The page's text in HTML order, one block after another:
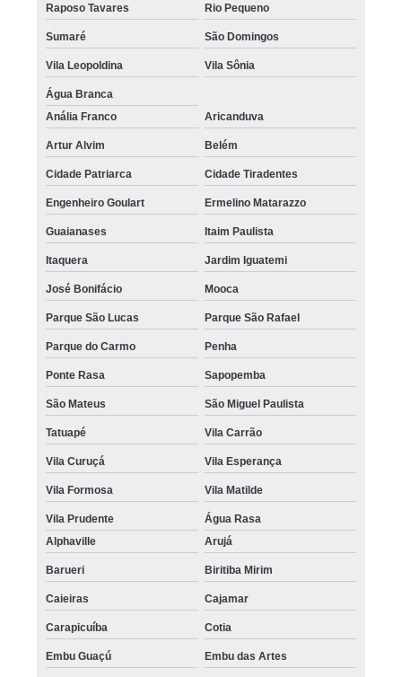
Raposo Tavares Rio Pequeno
Sumaré São Domingos
Vila Leopoldina Vila Sônia
Água Branca
Anália Franco
Aricanduva
Artur Alvim Belém
Cidade Patriarca Cidade Tiradentes
Engenheiro Goulart Ermelino Matarazzo
Guaianases Itaim Paulista
Itaquera Jardim Iguatemi
José Bonifácio Mooca
Parque São Lucas Parque São Rafael
Parque do Carmo Penha
Ponte Rasa Sapopemba
São Mateus São Miguel Paulista
Tatuapé Vila Carrão
Vila Curuçá Vila Esperança
Vila Formosa Vila Matilde
Vila Prudente
Água Rasa
Alphaville
Arujá
Barueri Biritiba Mirim
Caieiras Cajamar
Carapicuíba Cotia
Embu Guaçú Embu das Artes